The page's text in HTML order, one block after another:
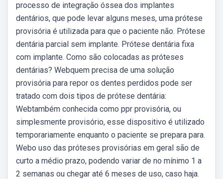
processo de integração óssea dos implantes
dentários, que pode levar alguns meses, uma prótese
provisória é utilizada para que o paciente não. Prótese
dentária parcial sem implante. Prótese dentária fixa
com implante. Como são colocadas as próteses
dentárias? Webquem precisa de uma solução
provisória para repor os dentes perdidos pode ser
tratado com dois tipos de prótese dentária:
Webtambém conhecida como ppr provisória, ou
simplesmente provisório, esse dispositivo é utilizado
temporariamente enquanto o paciente se prepara para.
Webo uso das próteses provisórias em geral são de
curto a médio prazo, podendo variar de no mínimo 1 a
2 semanas ou chegar até 6 meses de uso, caso haja.